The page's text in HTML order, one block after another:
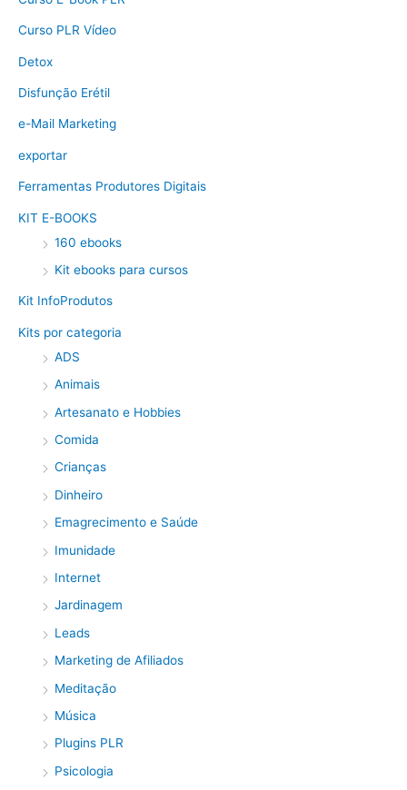
Curso PLR Vídeo
Detox
Disfunção Erétil
e-Mail Marketing
exportar
Ferramentas Produtores Digitais
KIT E-BOOKS
160 ebooks
Kit ebooks para cursos
Kit InfoProdutos
Kits por categoria
ADS
Animais
Artesanato e Hobbies
Comida
Crianças
Dinheiro
Emagrecimento e Saúde
Imunidade
Internet
Jardinagem
Leads
Marketing de Afiliados
Meditação
Música
Plugins PLR
Psicologia